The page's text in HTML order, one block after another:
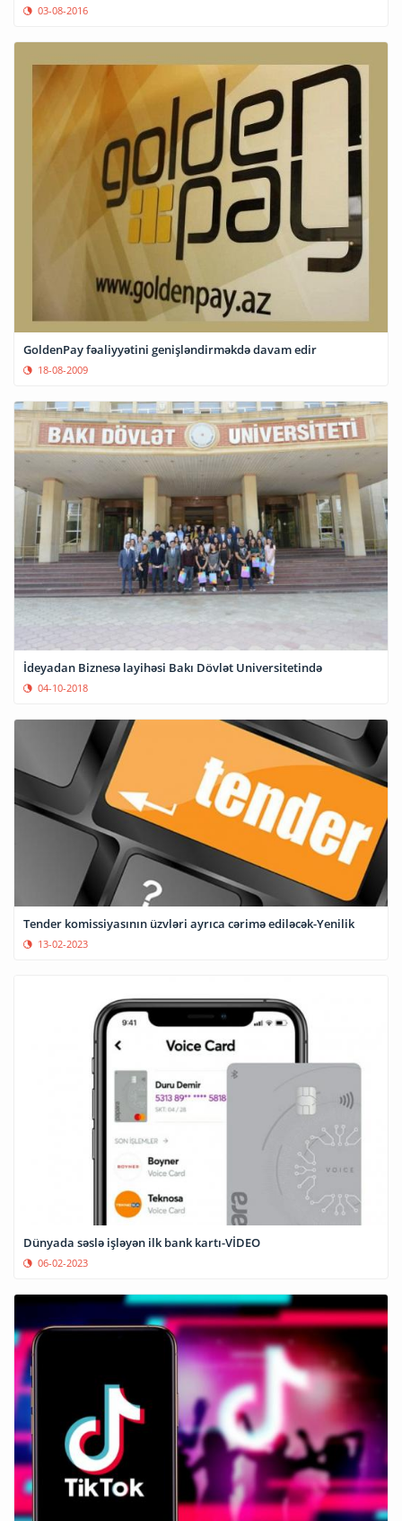
03-08-2016
GoldenPay fəaliyyətini genişləndirməkdə davam edir
18-08-2009
İdeyadan Biznesə layihəsi Bakı Dövlət Universitetində
04-10-2018
Tender komissiyasının üzvləri ayrıca cərimə ediləcək-Yenilik
13-02-2023
Dünyada səslə işləyən ilk bank kartı-VİDEO
06-02-2023